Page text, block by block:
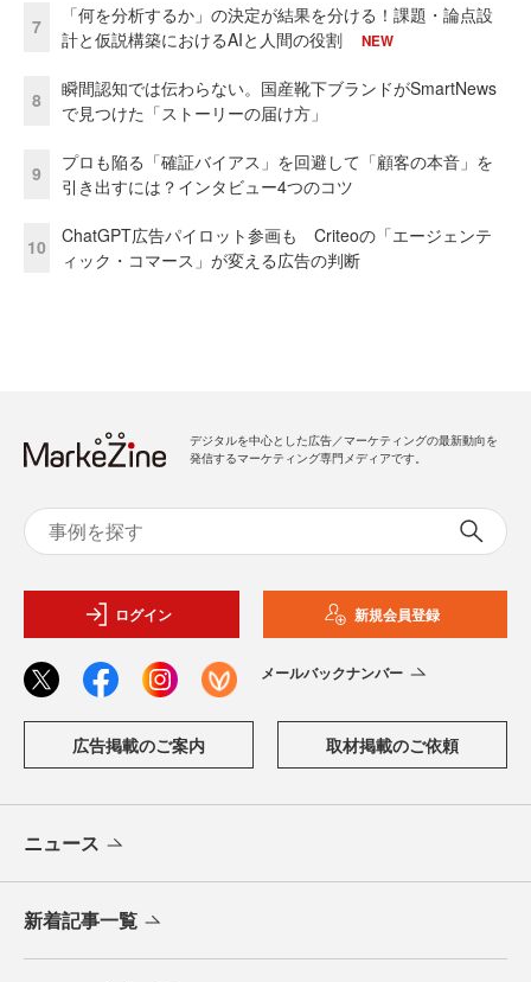
7
「何を分析するか」の決定が結果を分ける！課題・論点設
計と仮説構築におけるAIと人間の役割
NEW
8
瞬間認知では伝わらない。国産靴下ブランドがSmartNews
で見つけた「ストーリーの届け方」
9
プロも陥る「確証バイアス」を回避して「顧客の本音」を
引き出すには？インタビュー4つのコツ
10
ChatGPT広告パイロット参画も Criteoの「エージェンテ
ィック・コマース」が変える広告の判断
デジタルを中心とした広告／マーケティングの最新動向を
発信するマーケティング専門メディアです。
ログイン 新規会員登録
メールバックナンバー
広告掲載のご案内 取材掲載のご依頼
ニュース
新着記事一覧